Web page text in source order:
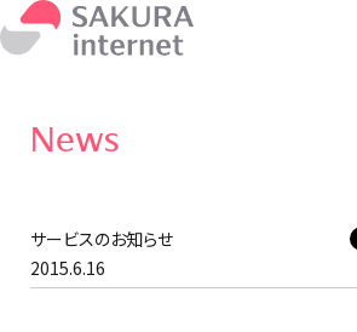
News
サービスのお知らせ
2015.6.16